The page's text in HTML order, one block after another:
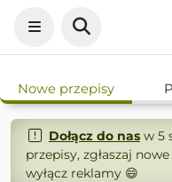
Nowe przepisy
Dołącz do nasw 5
przepisy, zgłaszaj
wyłącz reklamy 😄